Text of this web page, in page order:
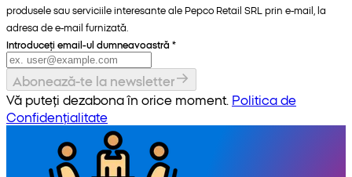
produsele sau serviciile interesante ale Pepco Retail SRL prin e-mail, la
adresa de e-mail furnizată.
Introduceți email-ul dumneavoastră *
Abonează-te la newsletter
Vă puteți dezabona în orice moment. Politica de
Confidențialitate